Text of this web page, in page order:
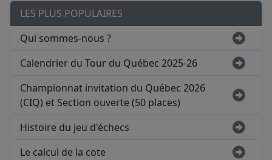
LES PLUS POPULAIRES
Qui sommes-nous ?
Calendrier du Tour du Québec 2025-26
Championnat invitation du Québec 2026
(CIQ) et Section ouverte (50 places)
Histoire du jeu d'échecs
Le calcul de la cote